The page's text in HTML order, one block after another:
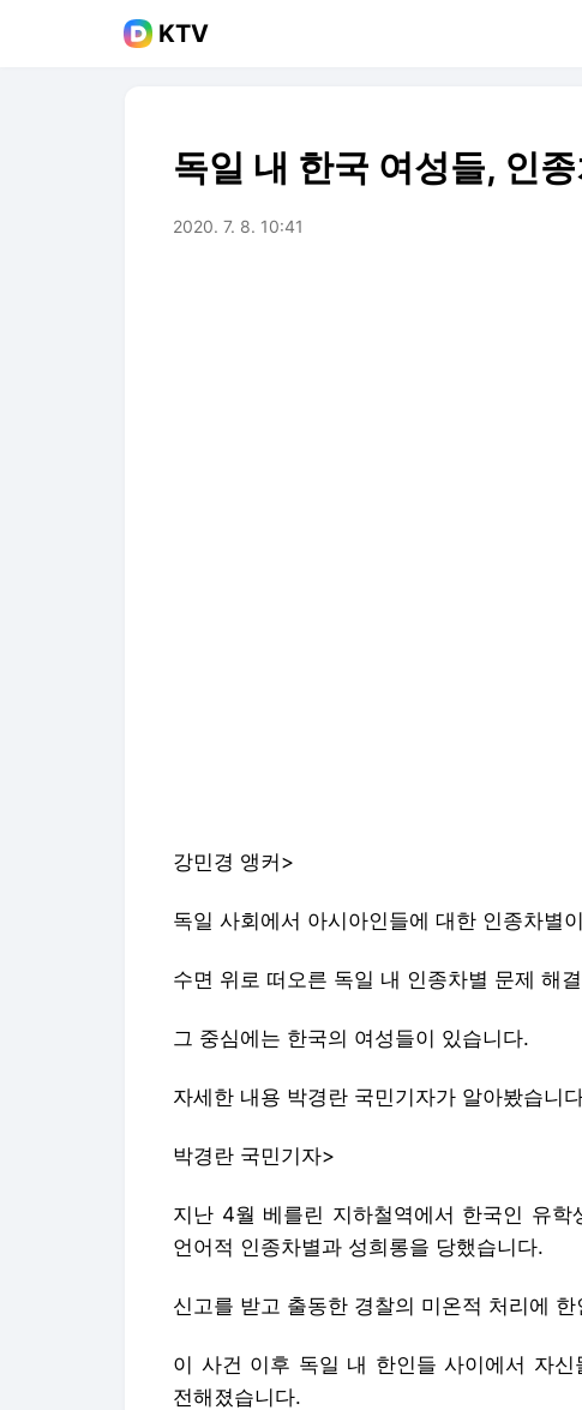
KTV
독일 내 한국 여성들, 인
2020. 7. 8. 10:41
강민경 앵커>
독일 사회에서 아시아인들에 대한 인종차별
수면 위로 떠오른 독일 내 인종차별 문제 해
그 중심에는 한국의 여성들이 있습니다.
자세한 내용 박경란 국민기자가 알아봤습니
박경란 국민기자>
지난 4월 베를린 지하철역에서 한국인 유
언어적 인종차별과 성희롱을 당했습니다.
신고를 받고 출동한 경찰의 미온적 처리에
이 사건 이후 독일 내 한인들 사이에서 자
전해졌습니다.